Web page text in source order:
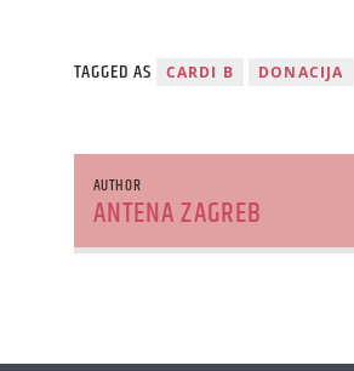
TAGGED AS CARDI B DONACIJA
AUTHOR
ANTENA ZAGREB